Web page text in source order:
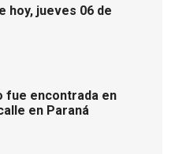
hoy, jueves 06 de
fue encontrada en
en Paraná